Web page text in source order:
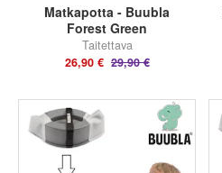
Matkapotta - Buubla
Forest Green
Taitettava
26,90 € 29,90 €